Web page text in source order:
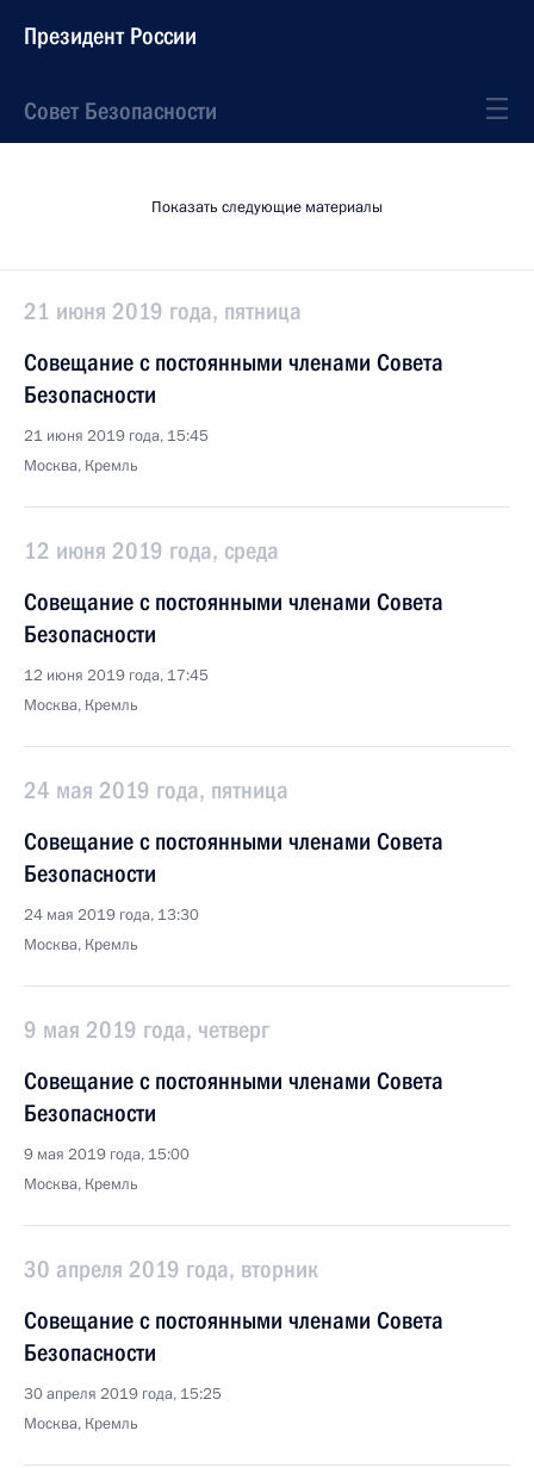
Президент России
Совет Безопасности
Показать следующие материалы
21 июня 2019 года, пятница
Совещание с постоянными членами Совета
Безопасности
21 июня 2019 года, 15:45
Москва, Кремль
12 июня 2019 года, среда
Совещание с постоянными членами Совета
Безопасности
12 июня 2019 года, 17:45
Москва, Кремль
24 мая 2019 года, пятница
Совещание с постоянными членами Совета
Безопасности
24 мая 2019 года, 13:30
Москва, Кремль
9 мая 2019 года, четверг
Совещание с постоянными членами Совета
Безопасности
9 мая 2019 года, 15:00
Москва, Кремль
30 апреля 2019 года, вторник
Совещание с постоянными членами Совета
Безопасности
30 апреля 2019 года, 15:25
Москва, Кремль